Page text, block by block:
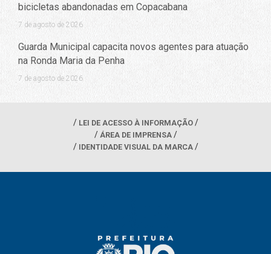
bicicletas abandonadas em Copacabana
7 de agosto de 2026
Guarda Municipal capacita novos agentes para atuação
na Ronda Maria da Penha
7 de agosto de 2026
LEI DE ACESSO À INFORMAÇÃO
ÁREA DE IMPRENSA
IDENTIDADE VISUAL DA MARCA